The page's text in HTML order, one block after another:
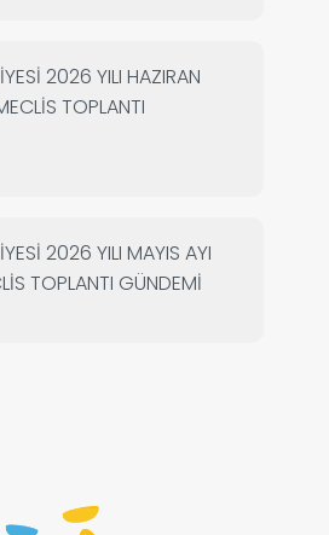
2026 YILI HAZIRAN
TOPLANTI
2026 YILI MAYIS AYI
TOPLANTI GÜNDEMİ